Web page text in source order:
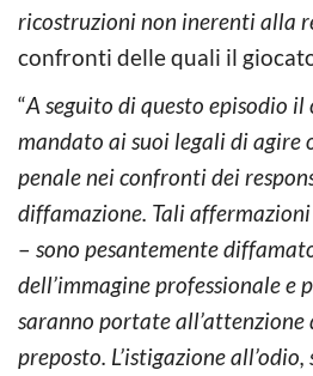
ricostruzioni non inerenti alla
confronti delle quali il
“A seguito di questo episodio
mandato ai suoi legali di agire
penale nei confronti dei
diffamazione. Tali affermazioni
– sono pesantemente
dell’immagine professionale e
saranno portate
preposto. L’istigazione